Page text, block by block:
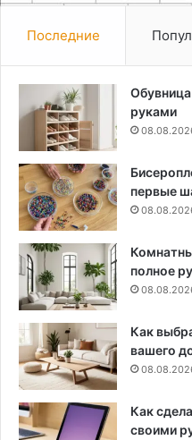
Последние
руками
первые
полное
Как
вашего
Как
своими